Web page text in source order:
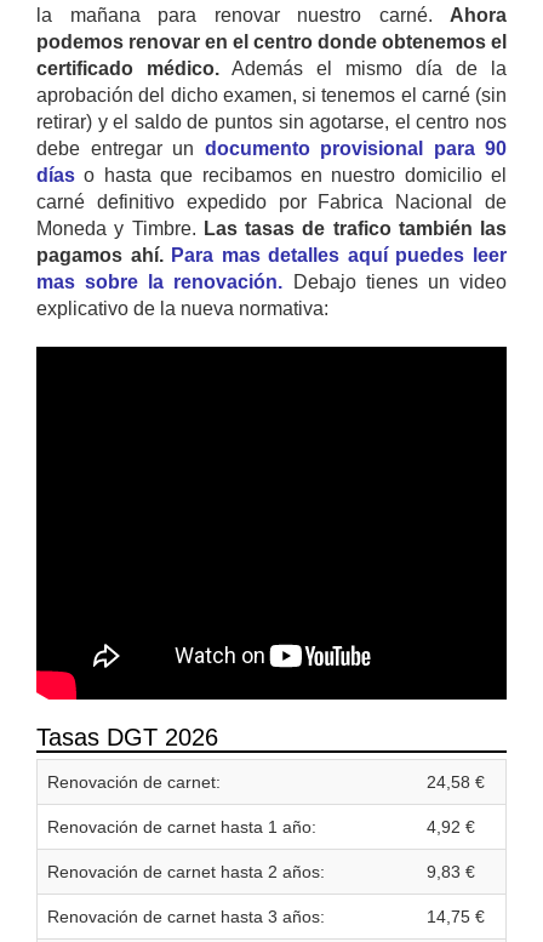
la mañana para renovar nuestro carné. Ahora
podemos renovar en el centro donde obtenemos el
certificado médico. Además el mismo día de la
aprobación del dicho examen, si tenemos el carné (sin
retirar) y el saldo de puntos sin agotarse, el centro nos
debe entregar un documento provisional para 90
días o hasta que recibamos en nuestro domicilio el
carné definitivo expedido por Fabrica Nacional de
Moneda y Timbre. Las tasas de trafico también las
pagamos ahí. Para mas detalles aquí puedes leer
mas sobre la renovación. Debajo tienes un video
explicativo de la nueva normativa:
Tasas DGT 2026
Renovación de carnet: 24,58 €
Renovación de carnet hasta 1 año: 4,92 €
Renovación de carnet hasta 2 años: 9,83 €
Renovación de carnet hasta 3 años: 14,75 €